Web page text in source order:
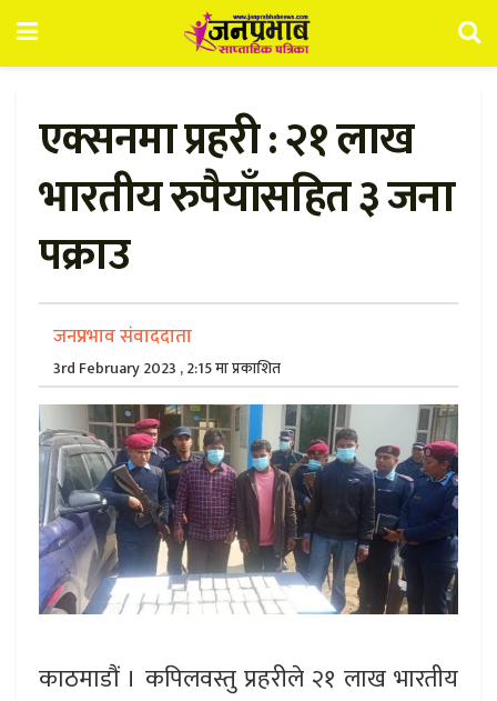
एक्सनमा प्रहरी : २१ लाख
भारतीय रुपैयाँसहित ३ जना
पक्राउ
जनप्रभाव संवाददाता
3rd February 2023 , 2:15 मा प्रकाशित
काठमाडौं । कपिलवस्तु प्रहरीले २१ लाख भारतीय